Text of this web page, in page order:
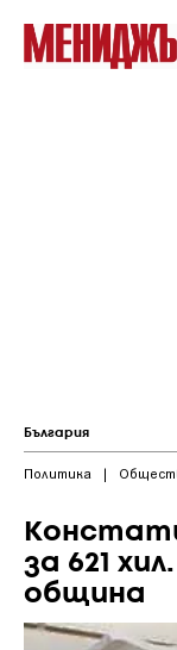
България
Политика |
за 621
община